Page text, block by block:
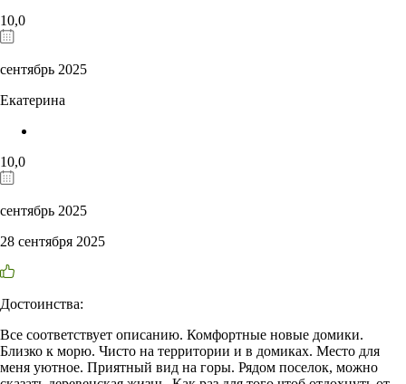
10,0
сентябрь 2025
Екатерина
10,0
сентябрь 2025
28 сентября 2025
Достоинства:
Все соответствует описанию. Комфортные новые домики.
Близко к морю. Чисто на территории и в домиках. Место для
меня уютное. Приятный вид на горы. Рядом поселок, можно